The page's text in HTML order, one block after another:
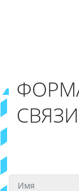
СВЯЗИ